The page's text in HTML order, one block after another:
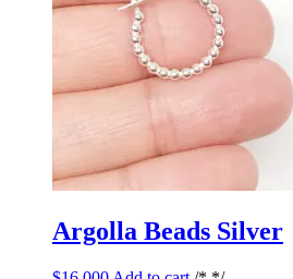
Argolla Beads Silver